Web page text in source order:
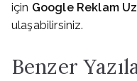
için Google Reklam
ulaşabilirsiniz.
Benzer